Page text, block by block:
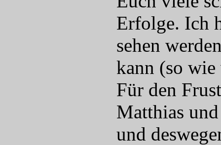
Erfolge. Ich
sehen
kann (so
Für den
Matthias
und